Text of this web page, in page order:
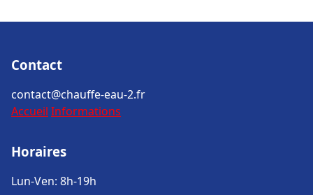
Contact
contact@chauffe-eau-2.fr
Accueil Informations
Horaires
Lun-Ven: 8h-19h